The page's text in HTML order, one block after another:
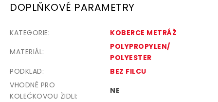
DOPLŇKOVÉ PARAMETRY
KATEGORIE:
KOBERCE METRÁŽ
MATERIÁL:
POLYPROPYLEN/
POLYESTER
PODKLAD:
BEZ FILCU
VHODNÉ PRO
KOLEČKOVOU ŽIDLI:
NE